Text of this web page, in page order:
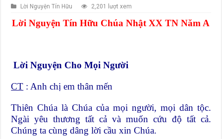
Lời Nguyện Tín Hữu 2,201 lượt xem
Lời Nguyện Tín Hữu Chúa Nhật XX TN Năm A
Lời Nguyện Cho Mọi Người
CT : Anh chị em thân mến
Thiên Chúa là Chúa của mọi người, mọi dân tộc.
Ngài yêu thương tất cả và muốn cứu độ tất cả.
Chúng ta cùng dâng lời cầu xin Chúa.